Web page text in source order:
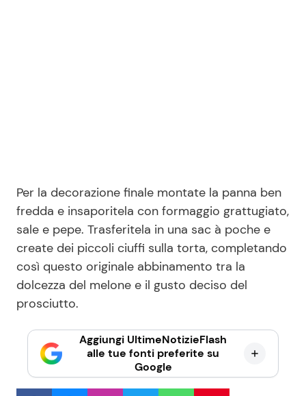
Per la decorazione finale montate la panna ben
fredda e insaporitela con formaggio grattugiato,
sale e pepe. Trasferitela in una sac à poche e
create dei piccoli ciuffi sulla torta, completando
così questo originale abbinamento tra la
dolcezza del melone e il gusto deciso del
prosciutto.
Aggiungi UltimeNotizieFlash
alle tue fonti preferite su
Google